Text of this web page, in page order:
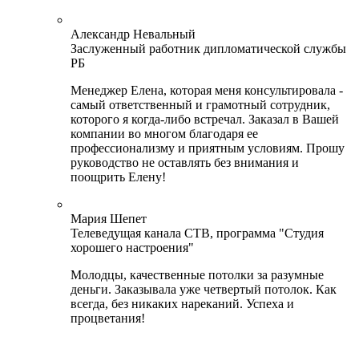
Александр Невальный
Заслуженный работник дипломатической службы
РБ
Менеджер Елена, которая меня консультировала -
самый ответственный и грамотный сотрудник,
которого я когда-либо встречал. Заказал в Вашей
компании во многом благодаря ее
профессионализму и приятным условиям. Прошу
руководство не оставлять без внимания и
поощрить Елену!
Мария Шепет
Телеведущая канала СТВ, программа "Студия
хорошего настроения"
Молодцы, качественные потолки за разумные
деньги. Заказывала уже четвертый потолок. Как
всегда, без никаких нареканий. Успеха и
процветания!